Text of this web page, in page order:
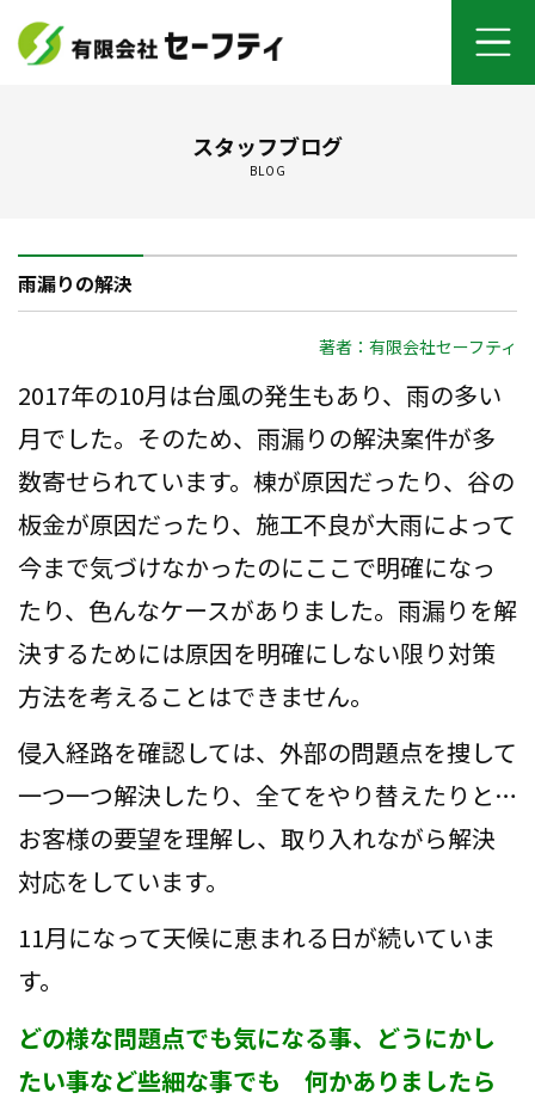
セーフティについて
ご契約までの流れ
お客さまの声
会社案内
プライバシーポリシー
お問い合わせ
施工事例
お知らせ
スタッフブログ
スタッフブログ
BLOG
雨漏りの解決
著者：有限会社セーフティ
2017年の10月は台風の発生もあり、雨の多い
月でした。そのため、雨漏りの解決案件が多
数寄せられています。棟が原因だったり、谷の
板金が原因だったり、施工不良が大雨によって
今まで気づけなかったのにここで明確になっ
たり、色んなケースがありました。雨漏りを解
決するためには原因を明確にしない限り対策
方法を考えることはできません。
侵入経路を確認しては、外部の問題点を捜して
一つ一つ解決したり、全てをやり替えたりと…
お客様の要望を理解し、取り入れながら解決
対応をしています。
11月になって天候に恵まれる日が続いていま
す。
どの様な問題点でも気になる事、どうにかし
たい事など些細な事でも 何かありましたら